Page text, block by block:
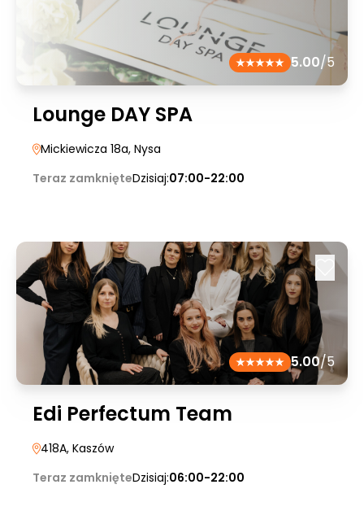
5.00/5
Lounge DAY SPA
Mickiewicza 18a, Nysa
Teraz zamknięteDzisiaj:07:00-22:00
5.00/5
Edi Perfectum Team
418A, Kaszów
Teraz zamknięteDzisiaj:06:00-22:00